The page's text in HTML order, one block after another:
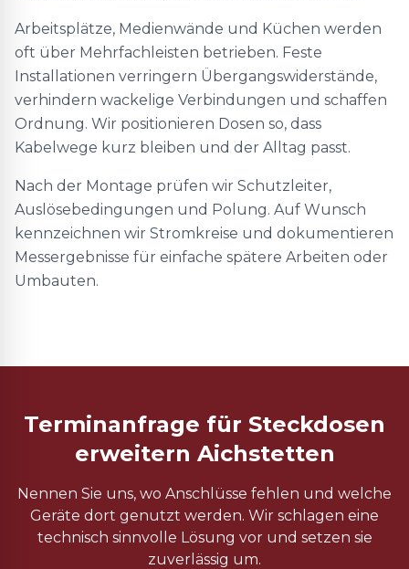
Arbeitsplätze, Medienwände und Küchen werden
oft über Mehrfachleisten betrieben. Feste
Installationen verringern Übergangswiderstände,
verhindern wackelige Verbindungen und schaffen
Ordnung. Wir positionieren Dosen so, dass
Kabelwege kurz bleiben und der Alltag passt.
Nach der Montage prüfen wir Schutzleiter,
Auslösebedingungen und Polung. Auf Wunsch
kennzeichnen wir Stromkreise und dokumentieren
Messergebnisse für einfache spätere Arbeiten oder
Umbauten.
Terminanfrage für Steckdosen
erweitern Aichstetten
Nennen Sie uns, wo Anschlüsse fehlen und welche
Geräte dort genutzt werden. Wir schlagen eine
technisch sinnvolle Lösung vor und setzen sie
zuverlässig um.